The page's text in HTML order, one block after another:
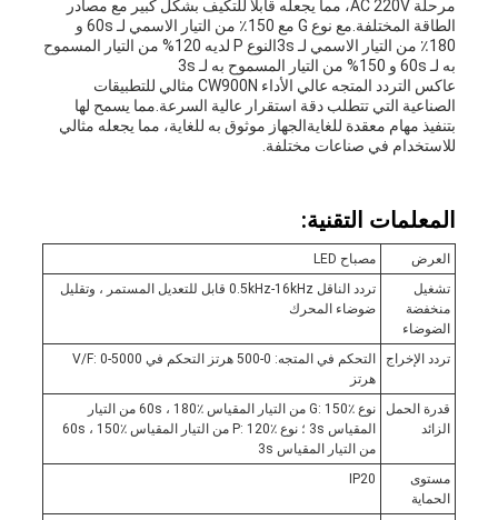
مرحلة AC 220V، مما يجعله قابلاً للتكيف بشكل كبير مع مصادر
الطاقة المختلفة.مع نوع G مع 150٪ من التيار الاسمي لـ 60s و
180٪ من التيار الاسمي لـ 3sالنوع P لديه 120% من التيار المسموح
به لـ 60s و 150% من التيار المسموح به لـ 3s
عاكس التردد المتجه عالي الأداء CW900N مثالي للتطبيقات
الصناعية التي تتطلب دقة استقرار عالية السرعة.مما يسمح لها
بتنفيذ مهام معقدة للغايةالجهاز موثوق به للغاية، مما يجعله مثالي
للاستخدام في صناعات مختلفة.
المعلمات التقنية:
العرض
مصباح LED
تشغيل
منخفضة
الضوضاء
تردد الناقل 0.5kHz-16kHz قابل للتعديل المستمر ، وتقليل
ضوضاء المحرك
تردد الإخراج
التحكم في المتجه: 0-500 هرتز التحكم في V/F: 0-5000
هرتز
قدرة الحمل
الزائد
نوع G: 150٪ من التيار المقياس 60s ، 180٪ من التيار
المقياس 3s ؛ نوع P: 120٪ من التيار المقياس 60s ، 150٪
من التيار المقياس 3s
مستوى
الحماية
IP20